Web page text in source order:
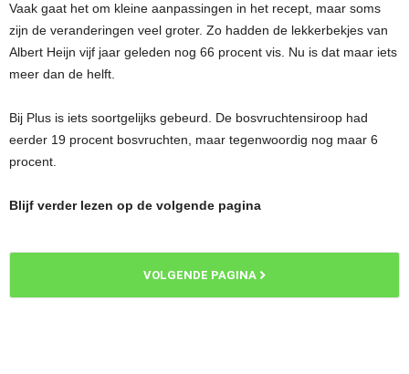
Vaak gaat het om kleine aanpassingen in het recept, maar soms
zijn de veranderingen veel groter. Zo hadden de lekkerbekjes van
Albert Heijn vijf jaar geleden nog 66 procent vis. Nu is dat maar iets
meer dan de helft.
Bij Plus is iets soortgelijks gebeurd. De bosvruchtensiroop had
eerder 19 procent bosvruchten, maar tegenwoordig nog maar 6
procent.
Blijf verder lezen op de volgende pagina
VOLGENDE PAGINA